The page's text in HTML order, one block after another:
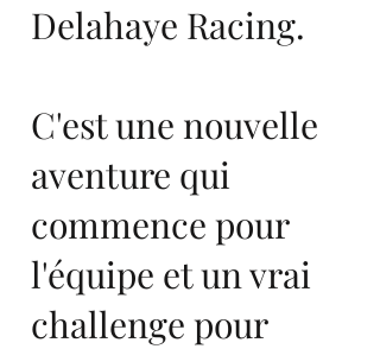
Delahaye Racing.
C'est une nouvelle
aventure qui
commence pour
l'équipe et un vrai
challenge pour